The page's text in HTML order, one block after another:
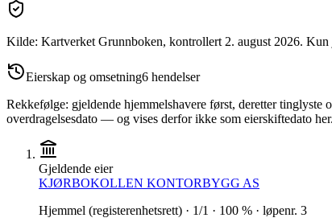
Kilde: Kartverket Grunnboken, kontrollert 2. august 2026. Kun
Eierskap og omsetning6 hendelser
Rekkefølge: gjeldende hjemmelshavere først, deretter
overdragelsesdato — og vises derfor ikke som eierskiftedato her.
Gjeldende eier
KJØRBOKOLLEN KONTORBYGG AS
Hjemmel (registerenhetsrett) · 1/1 · 100 % · løpenr. 3